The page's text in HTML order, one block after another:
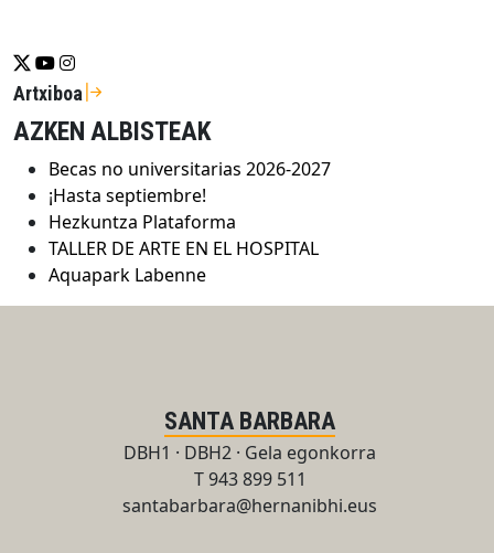
Se abrirá nueva ventana-twitter
Se abrirá nueva ventana-youtube
Se abrirá nueva ventana-instragram
Artxiboa
AZKEN ALBISTEAK
Becas no universitarias 2026-2027
¡Hasta septiembre!
Hezkuntza Plataforma
TALLER DE ARTE EN EL HOSPITAL
Aquapark Labenne
SANTA BARBARA
DBH1 · DBH2 · Gela egonkorra
T 943 899 511
santabarbara@hernanibhi.eus